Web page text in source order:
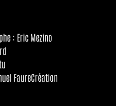
: Eric Mezino
FaureCréation